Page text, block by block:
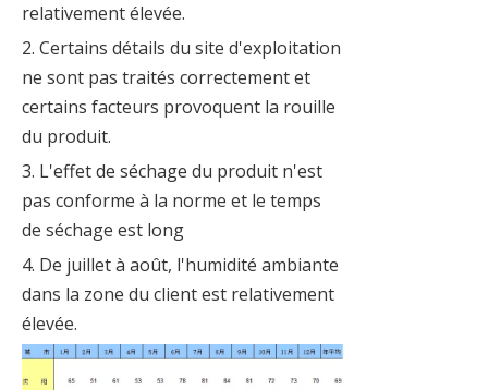
relativement élevée.
2. Certains détails du site d'exploitation
ne sont pas traités correctement et
certains facteurs provoquent la rouille
du produit.
3. L'effet de séchage du produit n'est
pas conforme à la norme et le temps
de séchage est long
4. De juillet à août, l'humidité ambiante
dans la zone du client est relativement
élevée.